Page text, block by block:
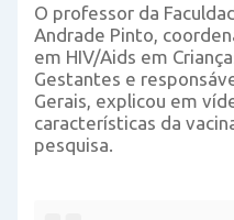
O professor da
Andrade Pinto,
em HIV/Aids em
Gestantes e
Gerais, explicou em
características da
pesquisa.